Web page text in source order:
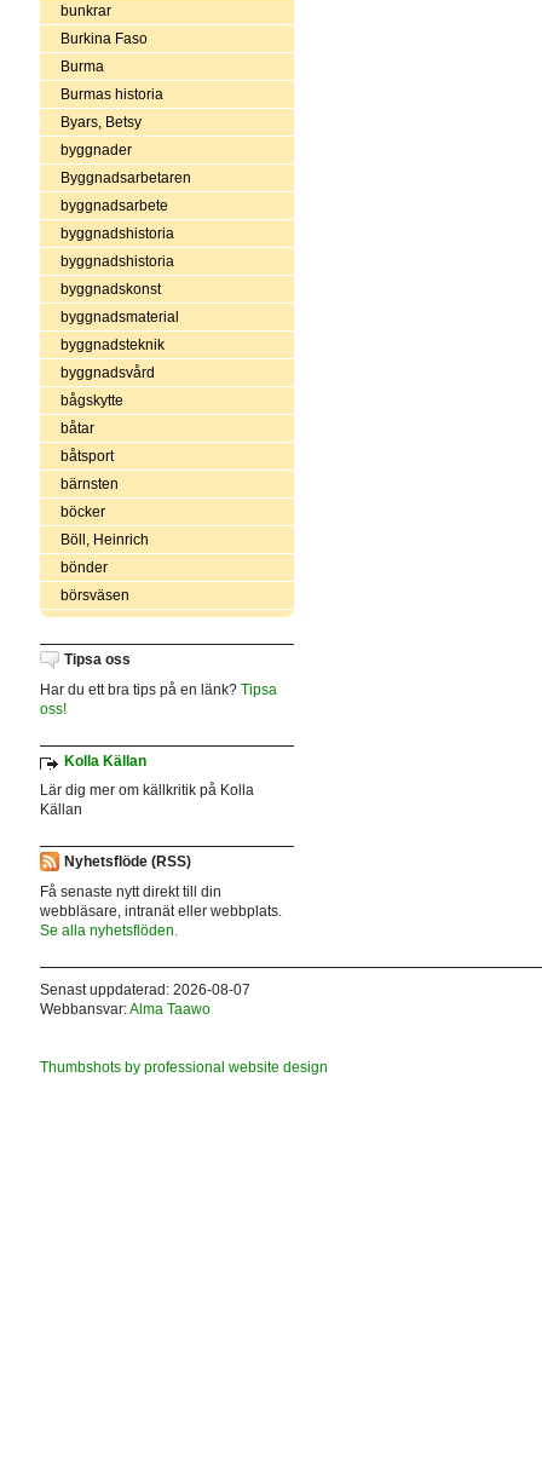
bunkrar
Burkina Faso
Burma
Burmas historia
Byars, Betsy
byggnader
Byggnadsarbetaren
byggnadsarbete
byggnadshistoria
byggnadshistoria
byggnadskonst
byggnadsmaterial
byggnadsteknik
byggnadsvård
bågskytte
båtar
båtsport
bärnsten
böcker
Böll, Heinrich
bönder
börsväsen
Tipsa oss
Har du ett bra tips på en länk? Tipsa
oss!
Kolla Källan
Lär dig mer om källkritik på Kolla
Källan
Nyhetsflöde (RSS)
Få senaste nytt direkt till din
webbläsare, intranät eller webbplats.
Se alla nyhetsflöden.
Senast uppdaterad: 2026-08-07
Webbansvar:Alma Taawo
Thumbshots by professional website design